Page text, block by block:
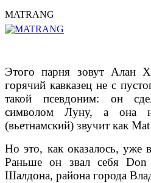
MATRANG
Этого парня зовут Алан
горячий кавказец не с
такой псевдоним: он
символом Луну, а она
(вьетнамский) звучит как
Но это, как оказалось, уже
Раньше он звал себя Don
Шалдона, района города